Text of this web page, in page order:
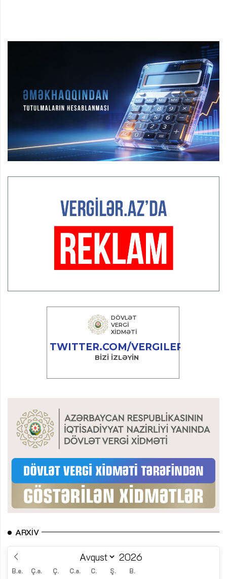
ARXIV
B.e. Ç.a. Ç. C.a. C. Ş. B.